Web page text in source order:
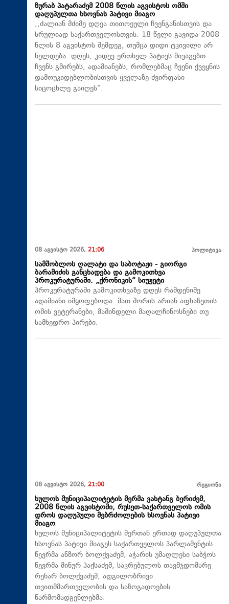
ზურაბ პატარაძემ 2008 წლის აგვისტოს ომში
დაღუპულთა ხსოვნას პატივი მიაგო
,,ძალიან მძიმე დღეა თითოეული ჩვენგანისთვის და
სრულიად საქართველოსთვის. 18 წელი გავიდა 2008
წლის 8 აგვისტოს შემდეგ, თუმცა დიდი ტკივილი არ
ნელდება. დღეს, კიდევ ერთხელ პატივს მივაგებთ
ჩვენს გმირებს, ადამიანებს, რომლებმაც ჩვენი ქვეყნის
დამოუკიდებლობისთვის ყველაზე ძვირფასი -
სიცოცხლე გაიღეს“.
08 აგვისტო 2026, 21:06 პოლიტიკა
სამშობლოს ღალატი და საბოტაჟი - გიორგი
ბარამიძის განცხადება და გამოკითხვა
პროკურატურაში. „ქრონიკის“ სიუჟეტი
პროკურატურაში გამოკითხვაზე დღეს რამდენიმე
ადამიანი იმყოფებოდა. მათ შორის არიან აფხაზეთის
ომის ვეტერანები, მაშინდელი მაღალჩინოსნები თუ
სამხედრო პირები.
08 აგვისტო 2026, 21:00 რეგიონი
ხულოს მუნიციპალიტეტის მერმა ვახტანგ ბერიძემ,
2008 წლის აგვისტოში, რუსეთ-საქართველოს ომის
დროს დაღუპული მებრძოლების ხსოვნას პატივი
მიაგო
ხულოს მუნიციპალიტეტის მერთან ერთად დაღუპულთა
ხსოვნას პატივი მიაგეს საქართველოს პარლამენტის
წევრმა ანზორ ბოლქვაძემ, აჭარის უმაღლესი საბჭოს
წევრმა მინურ პაქსაძემ, საკრებულოს თავმჯდომარე
რენარ ბოლქვაძემ, ადგილობრივი
თვითმმართველობის და საზოგადოების
წარმომადგენლებმა.